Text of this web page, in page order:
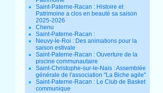
Saint-Paterne-Racan : Histoire et
Patrimoine a clos en beauté sa saison
2025-2026
Chenu
Saint-Paterne-Racan :
Neuvy-le-Roi : Des animations pour la
saison estivale
Saint-Paterne-Racan : Ouverture de la
piscine communautaire
Saint-Christophe-sur-le-Nais : Assemblée
générale de l'association "La Biche agile"
Saint-Paterne-Racan : Le Club de Basket
communique